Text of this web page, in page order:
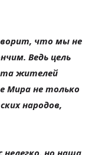
что мы не
Ведь цель
жителей
Мира не только
народов,